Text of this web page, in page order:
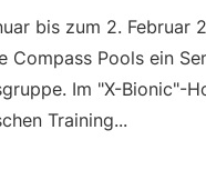
bis zum 2. Februar
Compass Pools ein
Im "X-Bionic"-
Training...